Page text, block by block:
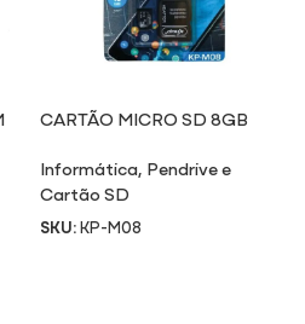
CARTÃO MICRO SD 8GB
Informática, Pendrive e
Cartão SD
SKU:KP-M08